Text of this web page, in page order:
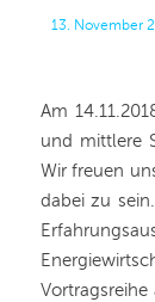
13. November
Am
und mittlere
Wir freuen
dabei zu